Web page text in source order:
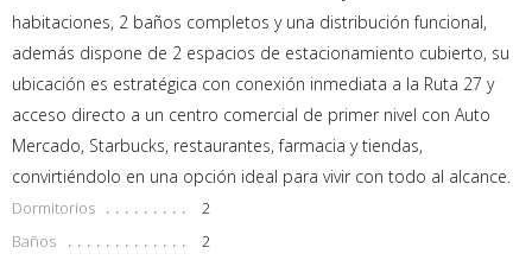
habitaciones, 2 baños completos y una distribución funcional,
además dispone de 2 espacios de estacionamiento cubierto, su
ubicación es estratégica con conexión inmediata a la Ruta 27 y
acceso directo a un centro comercial de primer nivel con Auto
Mercado, Starbucks, restaurantes, farmacia y tiendas,
convirtiéndolo en una opción ideal para vivir con todo al alcance.
Dormitorios
2
Baños
2